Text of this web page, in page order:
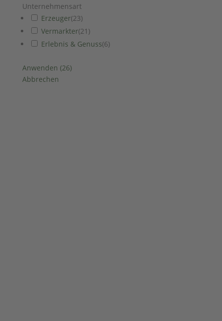
Unternehmensart
Erzeuger(23)
Vermarkter(21 )
Erlebnis & Genuss(6)
Anwenden (26)
Abbrechen